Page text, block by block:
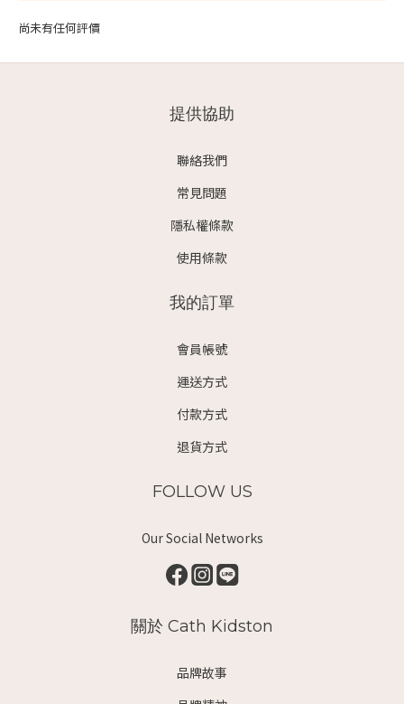
尚未有任何評價
提供協助
聯絡我們
常見問題
隱私權條款
使用條款
我的訂單
會員帳號
運送方式
付款方式
退貨方式
FOLLOW US
Our Social Networks
關於 Cath Kidston
品牌故事